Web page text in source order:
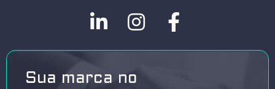
Sua marca no